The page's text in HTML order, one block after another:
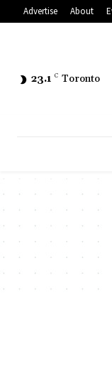
Advertise About
23.1 C Toronto